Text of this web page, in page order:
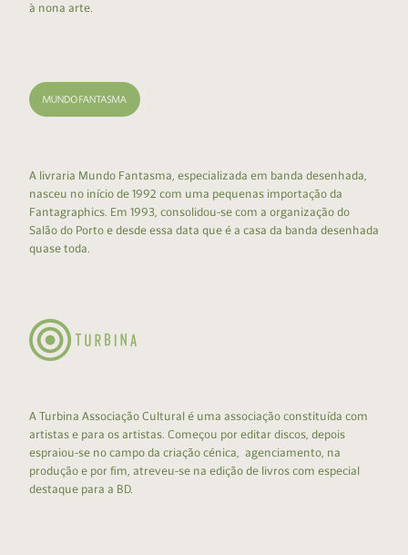
à nona arte.
A livraria Mundo Fantasma, especializada em banda desenhada,
nasceu no início de 1992 com uma pequenas importação da
Fantagraphics. Em 1993, consolidou-se com a organização do
Salão do Porto e desde essa data que é a casa da banda desenhada
quase toda.
A Turbina Associação Cultural é uma associação constituída com
artistas e para os artistas. Começou por editar discos, depois
espraiou-se no campo da criação cénica, agenciamento, na
produção e por fim, atreveu-se na edição de livros com especial
destaque para a BD.